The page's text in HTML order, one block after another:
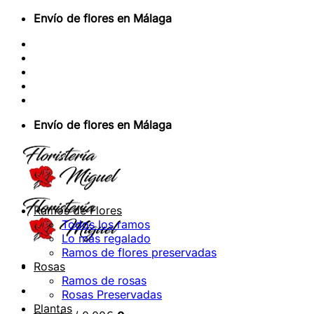
Saltar
contenido
Envío de flores en Málaga
Envío de flores en Málaga
Ramos de Flores
Todos los ramos
Lo más regalado
Ramos de flores preservadas
Rosas
Ramos de rosas
Rosas Preservadas
Plantas